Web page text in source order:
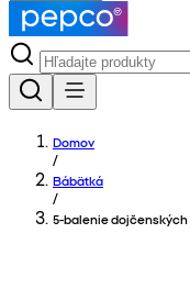
Domov
/
Bábätká
/
5-balenie dojčenských